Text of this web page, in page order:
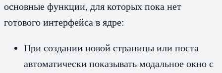
основные функции, для которых пока нет
готового интерфейса в ядре:
При создании новой страницы или поста
автоматически показывать модальное окно с